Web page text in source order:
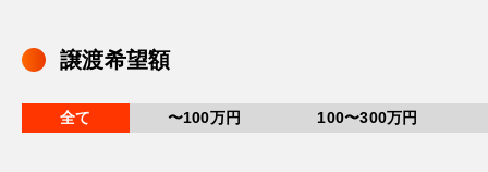
譲渡希望額
全て 〜100万円 100〜300万円